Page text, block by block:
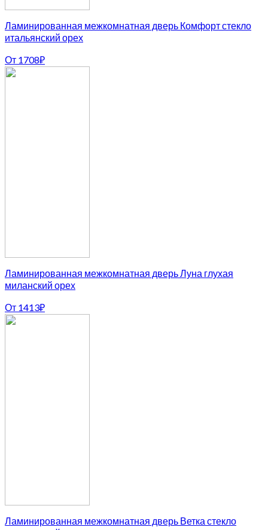
Ламинированная межкомнатная дверь Комфорт стекло
итальянский орех
От 1708₽
Ламинированная межкомнатная дверь Луна глухая
миланский орех
От 1413₽
Ламинированная межкомнатная дверь Ветка стекло